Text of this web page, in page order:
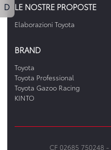
LE NOSTRE PROPOSTE
Elaborazioni Toyota
BRAND
Toyota
Toyota Professional
Toyota Gazoo Racing
KINTO
CF 02685 750248 -
D